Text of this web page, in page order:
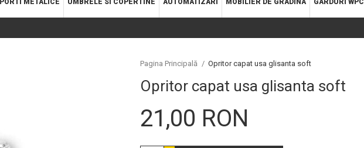
PORTI METALICE UMBRELE SI COPERTINE AUTOMATIZARI MOBILIER DE GRADINA GARDURI WPC
Pagina Principală / Opritor capat usa glisanta soft
Opritor capat usa glisanta soft
21,00 RON